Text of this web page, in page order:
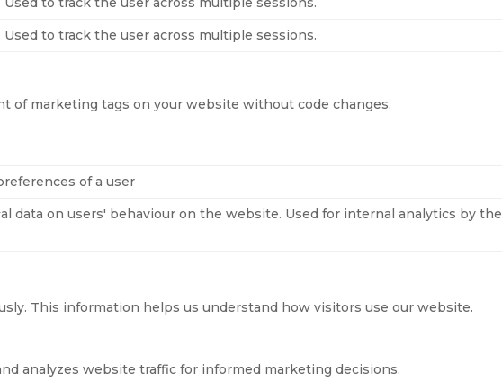
Used to track the user across multiple sessions.
of marketing tags on your website without code changes.
of a user
data on users' behaviour on the website. Used for internal analytics by the
This information helps us understand how visitors use our website.
analyzes website traffic for informed marketing decisions.